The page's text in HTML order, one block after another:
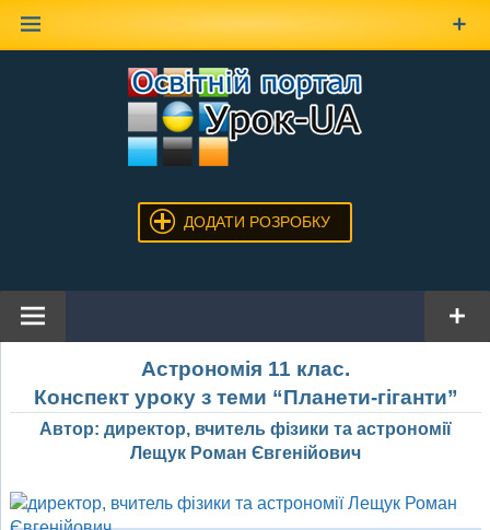
ДОДАТИ РОЗРОБКУ
Астрономія 11 клас.
Конспект уроку з теми “Планети-гіганти”
Автор: директор, вчитель фізики та астрономії
Лещук Роман Євгенійович